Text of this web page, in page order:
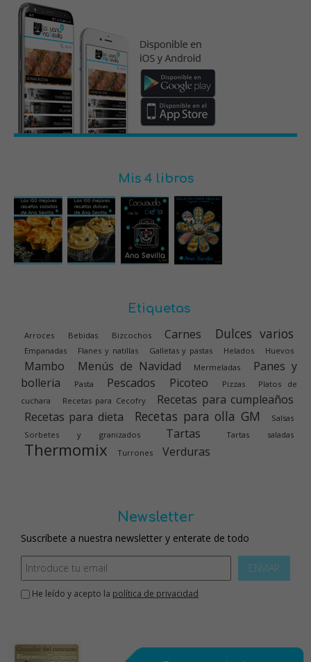
Mis 4 libros
Etiquetas
Arroces Bebidas Bizcochos Carnes Dulces varios
Empanadas Flanes y natillas Galletas y pastas Helados Huevos
Mambo Menús de Navidad Mermeladas
Panes y
bolleria
Pasta Pescados Picoteo Pizzas
Platos de
cuchara
Recetas para Cecofry
Recetas para cumpleaños
Recetas para dieta
Recetas para olla GM
Salsas
Sorbetes y granizados
Tartas Tartas saladas
Thermomix Turrones Verduras
Newsletter
Suscríbete a nuestra newsletter y enterate de todo
ENVIAR
He leído y acepto la política de privacidad